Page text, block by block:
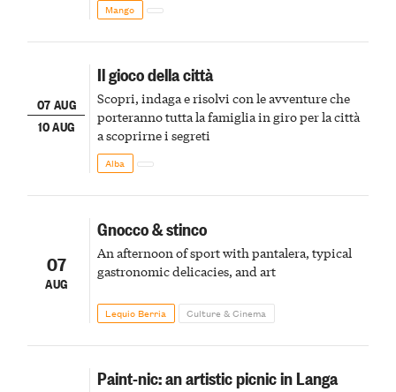
Mango
07 AUG
10 AUG
Il gioco della città
Scopri, indaga e risolvi con le avventure che
porteranno tutta la famiglia in giro per la città
a scoprirne i segreti
Alba
07
AUG
Gnocco & stinco
An afternoon of sport with pantalera, typical
gastronomic delicacies, and art
Lequio Berria Culture & Cinema
Paint-nic: an artistic picnic in Langa